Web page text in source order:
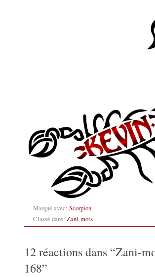
Marqué avec: Scorpion
Classé dans: Zani-mots
12 réactions dans “Zani-
168”